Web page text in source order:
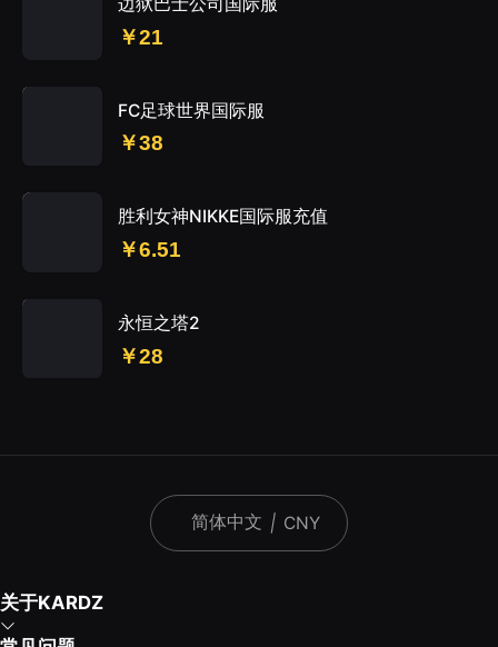
￥21
FC足球世界国际服
￥38
胜利女神NIKKE国际服充值
￥6.51
永恒之塔2
￥28
简体中文 | CNY
关于KARDZ